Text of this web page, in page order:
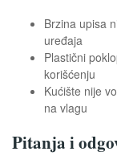
Brzina upisa
uređaja
Plastični
korišćenju
Kućište nije
na vlagu
Pitanja i